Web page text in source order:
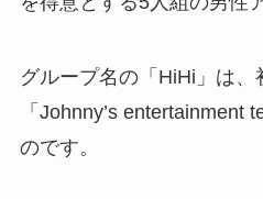
グループ名の「HiHi」は、
「Johnny’s entertainment
のです。